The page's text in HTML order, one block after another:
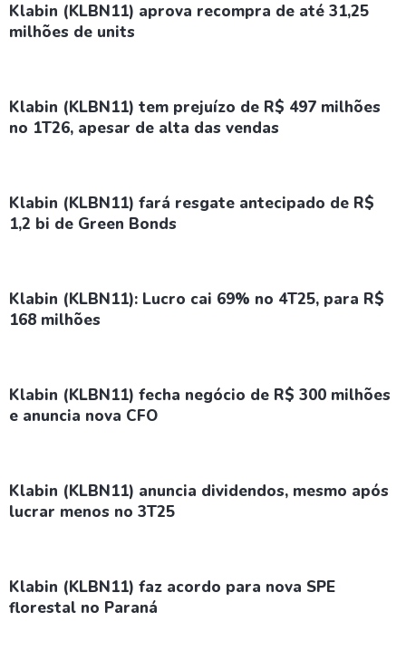
Klabin (KLBN11) aprova recompra de até 31,25
milhões de units
Klabin (KLBN11) tem prejuízo de R$ 497 milhões
no 1T26, apesar de alta das vendas
Klabin (KLBN11) fará resgate antecipado de R$
1,2 bi de Green Bonds
Klabin (KLBN11): Lucro cai 69% no 4T25, para R$
168 milhões
Klabin (KLBN11) fecha negócio de R$ 300 milhões
e anuncia nova CFO
Klabin (KLBN11) anuncia dividendos, mesmo após
lucrar menos no 3T25
Klabin (KLBN11) faz acordo para nova SPE
florestal no Paraná